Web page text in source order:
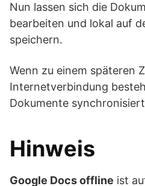
Nun lassen sich die
bearbeiten und lokal auf
speichern.
Wenn zu einem späteren
Internetverbindung
Dokumente
Hinweis
Google Docs offline ist